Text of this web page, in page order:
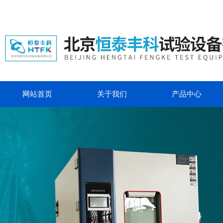
网站首页 关于我们 产品中心